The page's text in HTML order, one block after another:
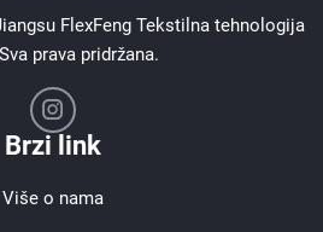
FlexFeng Tekstilna tehnologija
prava pridržana.
Brzi link
Više o nama